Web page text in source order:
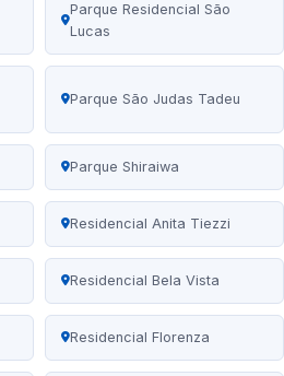
Parque Residencial São
Lucas
Parque São Judas Tadeu
Parque Shiraiwa
Residencial Anita Tiezzi
Residencial Bela Vista
Residencial Florenza